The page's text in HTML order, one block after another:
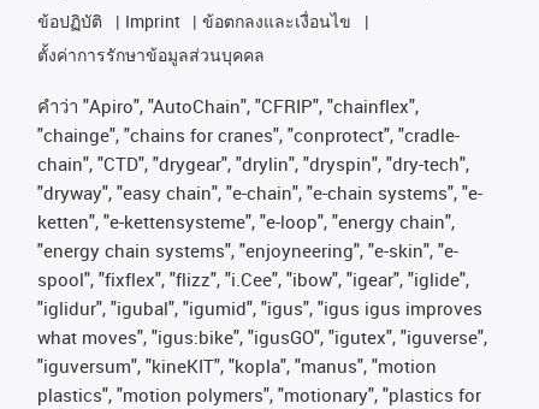
ข้อปฏิบัติ
Imprint
ข้อตกลงและเงื่อนไข
ตั้งค่าการรักษาข้อมูลส่วนบุคคล
คําว่า "Apiro", "AutoChain", "CFRIP", "chainflex",
"chainge", "chains for cranes", "conprotect", "cradle-
chain", "CTD", "drygear", "drylin", "dryspin", "dry-tech",
"dryway", "easy chain", "e-chain", "e-chain systems", "e-
ketten", "e-kettensysteme", "e-loop", "energy chain",
"energy chain systems", "enjoyneering", "e-skin", "e-
spool", "fixflex", "flizz", "i.Cee", "ibow", "igear", "iglide",
"iglidur", "igubal", "igumid", "igus", "igus igus improves
what moves", "igus:bike", "igusGO", "igutex", "iguverse",
"iguversum", "kineKIT", "kopla", "manus", "motion
plastics", "motion polymers", "motionary", "plastics for